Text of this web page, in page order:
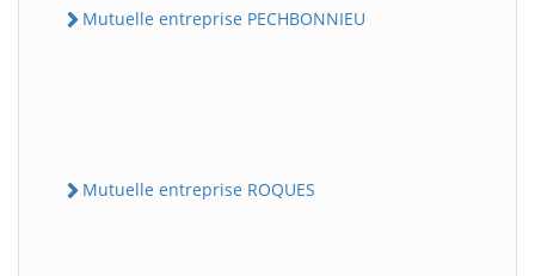
Mutuelle entreprise PECHBONNIEU
Mutuelle entreprise ROQUES